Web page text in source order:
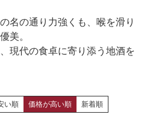
名の通り力強くも、喉を滑り
美。
現代の食卓に寄り添う地酒を
い順 価格が高い順 新着順